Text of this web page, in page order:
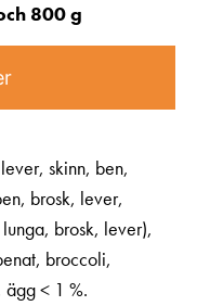
800 g
skinn, ben,
brosk, lever,
brosk, lever),
broccoli,
< 1 %.